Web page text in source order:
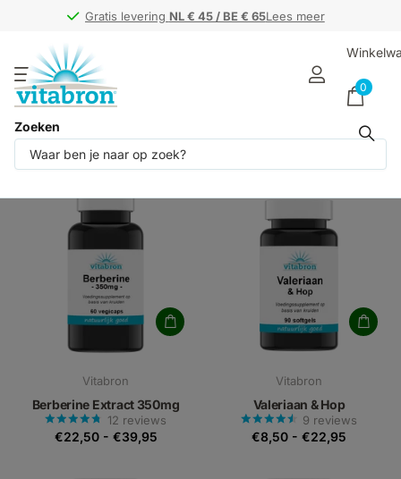
Gratis levering NL € 45 / BE € 65Lees meer
Gratis levering NL € 45 / BE € 65
Zoeken
0
Bekijk alle fytotherapie (120)
Vitabron
Berberine Extract 350mg
12 reviews
€22,50- €39,95
Vitabron
Valeriaan & Hop
9 reviews
€8,50 - €22,95